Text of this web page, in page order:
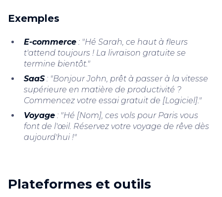
Exemples
E-commerce : "Hé Sarah, ce haut à fleurs
t'attend toujours ! La livraison gratuite se
termine bientôt."
SaaS: "Bonjour John, prêt à passer à la vitesse
supérieure en matière de productivité ?
Commencez votre essai gratuit de [Logiciel]."
Voyage : "Hé [Nom], ces vols pour Paris vous
font de l'œil. Réservez votre voyage de rêve dès
aujourd'hui !"
Plateformes et outils